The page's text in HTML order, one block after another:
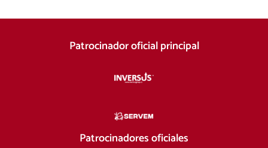
Patrocinador oficial principal
Patrocinadores oficiales